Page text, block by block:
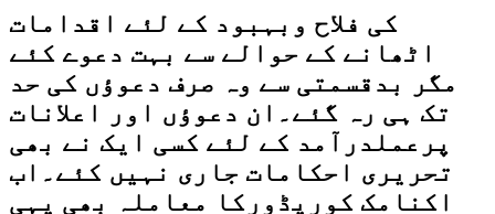
کی فلاح وبہبود کے لئے اقدامات
اٹھانے کے حوالے سے بہت دعوے کئے
مگر بدقسمتی سے وہ صرف دعوؤں کی حد
تک ہی رہ گئے۔ان دعوؤں اور اعلانات
پرعملدرآمد کے لئے کسی ایک نے بھی
تحریری احکامات جاری نہیں کئے۔اب
اکنامک کوریڈورکا معاملہ بھی یہی